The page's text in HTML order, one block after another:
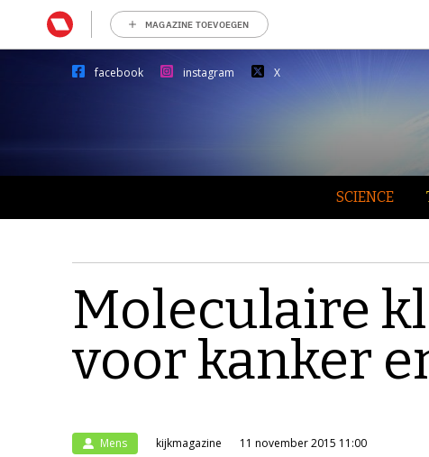
MAGAZINE TOEVOEGEN
facebook instagram X
SCIENCE
Moleculaire
voor kanker
Mens kijkmagazine 11 november 2015 11:00